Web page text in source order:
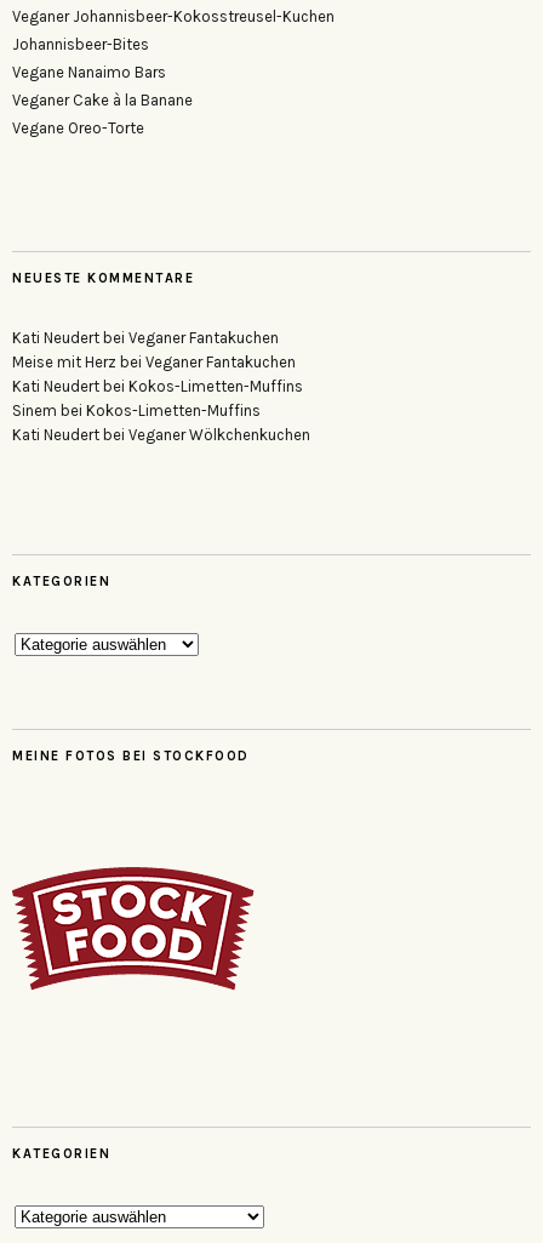
Veganer Johannisbeer-Kokosstreusel-Kuchen
Johannisbeer-Bites
Vegane Nanaimo Bars
Veganer Cake à la Banane
Vegane Oreo-Torte
NEUESTE KOMMENTARE
Kati Neudert bei Veganer Fantakuchen
Meise mit Herz bei Veganer Fantakuchen
Kati Neudert bei Kokos-Limetten-Muffins
Sinem bei Kokos-Limetten-Muffins
Kati Neudert bei Veganer Wölkchenkuchen
KATEGORIEN
Kategorien
MEINE FOTOS BEI STOCKFOOD
KATEGORIEN
Kategorien